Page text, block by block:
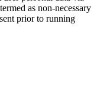
as non-necessary
prior to running